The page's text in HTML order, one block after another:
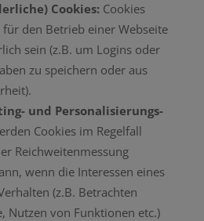
Cookies:Cookies
den Betrieb einer Webseite
sein (z.B. um Logins oder
zu speichern oder aus
und Personalisierungs-
Cookies im Regelfall
Reichweitenmessung
wenn die Interessen eines
(z.B. Betrachten
Nutzen von Funktionen etc.)